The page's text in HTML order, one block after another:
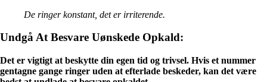
De ringer konstant, det er irriterende.
Undgå At Besvare Uønskede Opkald:
Det er vigtigt at beskytte din egen tid og trivsel. Hvis et nummer
gentagne gange ringer uden at efterlade beskeder, kan det være